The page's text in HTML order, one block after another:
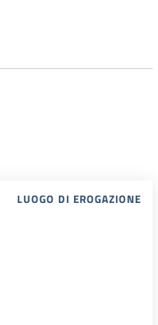
LUOGO DI EROGAZIONE